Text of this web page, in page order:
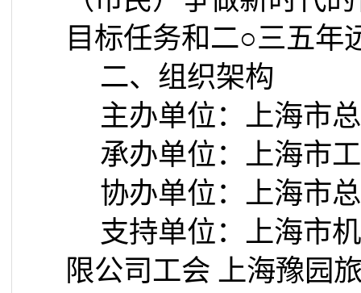
目标任务和二○三五年
二、组织架构
主办单位：上海市
承办单位：上海市
协办单位：上海市
支持单位：上海市
限公司工会 上海豫园